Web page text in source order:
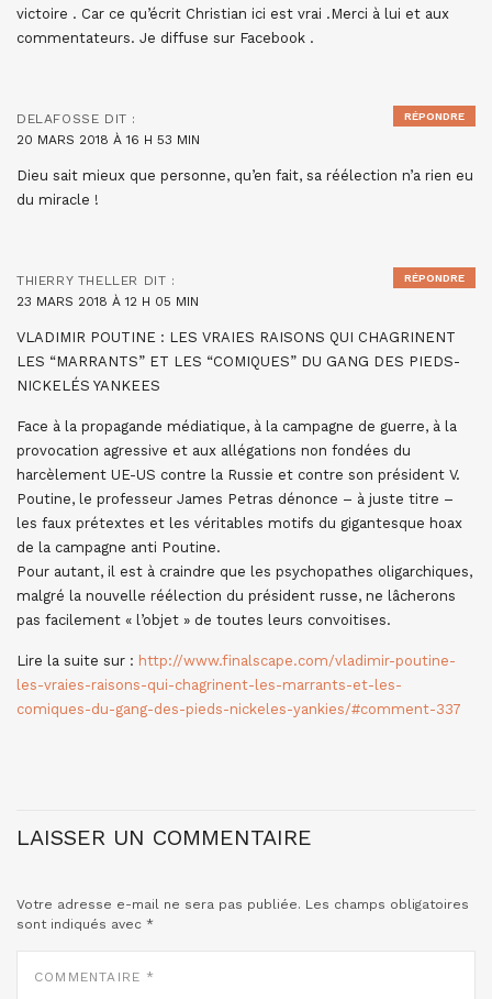
victoire . Car ce qu’écrit Christian ici est vrai .Merci à lui et aux
commentateurs. Je diffuse sur Facebook .
DELAFOSSE DIT :
20 MARS 2018 À 16 H 53 MIN
Dieu sait mieux que personne, qu’en fait, sa réélection n’a rien eu
du miracle !
RÉPONDRE
THIERRY THELLER DIT :
23 MARS 2018 À 12 H 05 MIN
VLADIMIR POUTINE : LES VRAIES RAISONS QUI CHAGRINENT
LES “MARRANTS” ET LES “COMIQUES” DU GANG DES PIEDS-
NICKELÉS YANKEES
Face à la propagande médiatique, à la campagne de guerre, à la
provocation agressive et aux allégations non fondées du
harcèlement UE-US contre la Russie et contre son président V.
Poutine, le professeur James Petras dénonce – à juste titre –
les faux prétextes et les véritables motifs du gigantesque hoax
de la campagne anti Poutine.
Pour autant, il est à craindre que les psychopathes oligarchiques,
malgré la nouvelle réélection du président russe, ne lâcherons
pas facilement « l’objet » de toutes leurs convoitises.
Lire la suite sur : http://www.finalscape.com/vladimir-poutine-
les-vraies-raisons-qui-chagrinent-les-marrants-et-les-
comiques-du-gang-des-pieds-nickeles-yankies/#comment-337
RÉPONDRE
LAISSER UN COMMENTAIRE
Votre adresse e-mail ne sera pas publiée. Les champs obligatoires
sont indiqués avec *